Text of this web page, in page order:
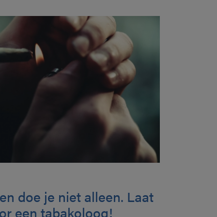
doe je niet alleen. Laat
een tabakoloog!